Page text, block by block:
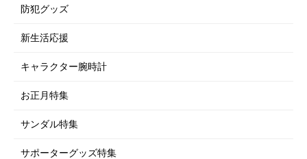
防犯グッズ
新生活応援
キャラクター腕時計
お正月特集
サンダル特集
サポーターグッズ特集